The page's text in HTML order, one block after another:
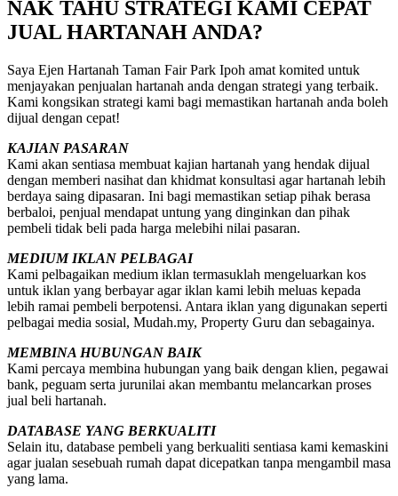
NAK TAHU STRATEGI KAMI CEPAT
JUAL HARTANAH ANDA?
Saya Ejen Hartanah Taman Fair Park Ipoh amat komited untuk
menjayakan penjualan hartanah anda dengan strategi yang terbaik.
Kami kongsikan strategi kami bagi memastikan hartanah anda boleh
dijual dengan cepat!
KAJIAN PASARAN
Kami akan sentiasa membuat kajian hartanah yang hendak dijual
dengan memberi nasihat dan khidmat konsultasi agar hartanah lebih
berdaya saing dipasaran. Ini bagi memastikan setiap pihak berasa
berbaloi, penjual mendapat untung yang dinginkan dan pihak
pembeli tidak beli pada harga melebihi nilai pasaran.
MEDIUM IKLAN PELBAGAI
Kami pelbagaikan medium iklan termasuklah mengeluarkan kos
untuk iklan yang berbayar agar iklan kami lebih meluas kepada
lebih ramai pembeli berpotensi. Antara iklan yang digunakan seperti
pelbagai media sosial, Mudah.my, Property Guru dan sebagainya.
MEMBINA HUBUNGAN BAIK
Kami percaya membina hubungan yang baik dengan klien, pegawai
bank, peguam serta jurunilai akan membantu melancarkan proses
jual beli hartanah.
DATABASE YANG BERKUALITI
Selain itu, database pembeli yang berkualiti sentiasa kami kemaskini
agar jualan sesebuah rumah dapat dicepatkan tanpa mengambil masa
yang lama.